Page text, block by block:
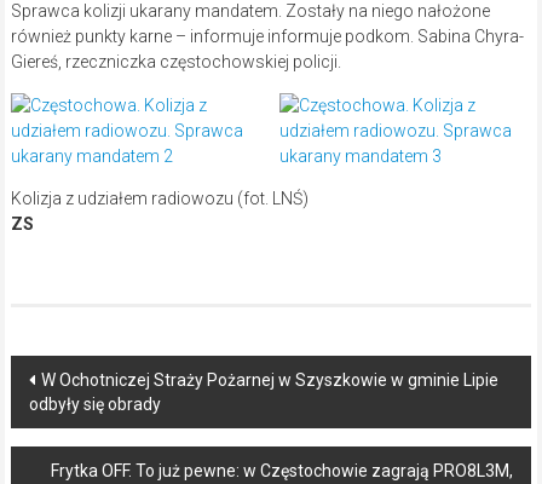
Sprawca kolizji ukarany mandatem. Zostały na niego nałożone
również punkty karne – informuje informuje podkom. Sabina Chyra-
Giereś, rzeczniczka częstochowskiej policji.
Kolizja z udziałem radiowozu (fot. LNŚ)
ZS
Post
navigation
W Ochotniczej Straży Pożarnej w Szyszkowie w gminie Lipie
odbyły się obrady
Frytka OFF. To już pewne: w Częstochowie zagrają PRO8L3M,